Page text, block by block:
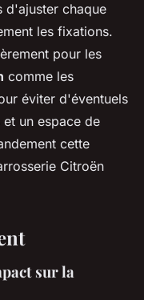
d'ajuster chaque
les fixations.
pour les
comme les
éviter d'éventuels
un espace de
cette
Citroën
sur la